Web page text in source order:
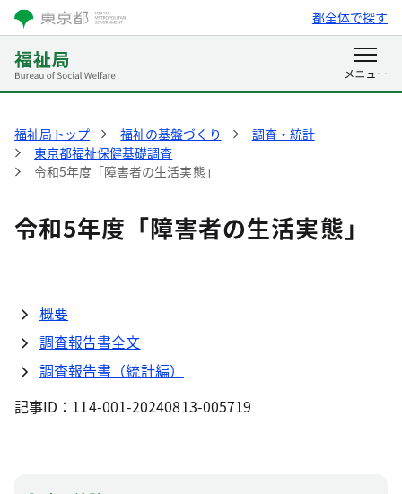
都全体で探す
福祉局トップ 福祉の基盤づくり
調査・統計
東京都福祉保健基礎調査
令和5年度「障害者の生活実態」
令和5年度「障害者の生活実態」
概要
調査報告書全文
調査報告書（統計編）
記事ID：114-001-20240813-005719